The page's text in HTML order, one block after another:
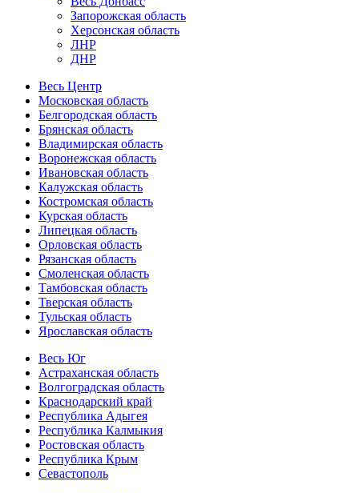
Запорожская область
Херсонская область
ЛНР
ДНР
Весь Центр
Московская область
Белгородская область
Брянская область
Владимирская область
Воронежская область
Ивановская область
Калужская область
Костромская область
Курская область
Липецкая область
Орловская область
Рязанская область
Смоленская область
Тамбовская область
Тверская область
Тульская область
Ярославская область
Весь Юг
Астраханская область
Волгоградская область
Краснодарский край
Республика Адыгея
Республика Калмыкия
Ростовская область
Республика Крым
Севастополь